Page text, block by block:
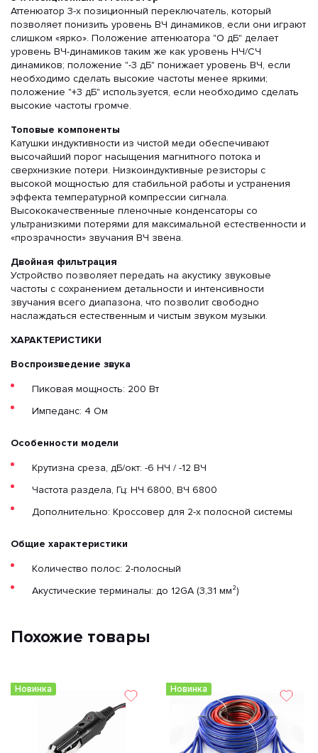
Аттенюатор 3-х позиционный переключатель, который
позволяет понизить уровень ВЧ динамиков, если они играют
слишком «ярко». Положение аттенюатора "О дБ" делает
уровень ВЧ-динамиков таким же как уровень НЧ/СЧ
динамиков; положение "-3 дБ" понижает уровень ВЧ, если
необходимо сделать высокие частоты менее яркими;
положение "+3 дБ" используется, если необходимо сделать
высокие частоты громче.
Топовые компоненты
Катушки индуктивности из чистой меди обеспечивают
высочайший порог насыщения магнитного потока и
сверхнизкие потери. Низкоиндуктивные резисторы с
высокой мощностью для стабильной работы и устранения
эффекта температурной компрессии сигнала.
Высококачественные пленочные конденсаторы со
ультранизкими потерями для максимальной естественности и
«прозрачности» звучания ВЧ звена.
Двойная фильтрация
Устройство позволяет передать на акустику звуковые
частоты с сохранением детальности и интенсивности
звучания всего диапазона, что позволит свободно
наслаждаться естественным и чистым звуком музыки.
ХАРАКТЕРИСТИКИ
Воспроизведение звука
Пиковая мощность: 200 Вт
Импеданс: 4 Ом
Особенности модели
Крутизна среза, дБ/окт: -6 НЧ / -12 ВЧ
Частота раздела, Гц: НЧ 6800, ВЧ 6800
Дополнительно: Кроссовер для 2-х полосной системы
Общие характеристики
Количество полос: 2-полосный
Акустические терминалы: до 12GA (3,31 мм²)
Похожие товары
Новинка Новинка